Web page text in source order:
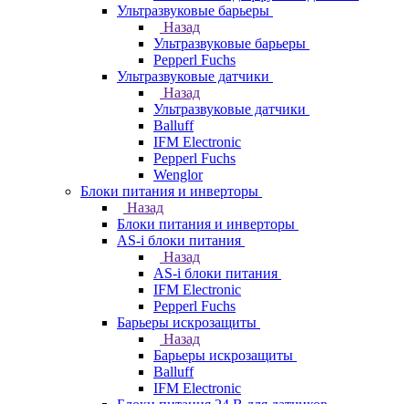
Ультразвуковые барьеры
Назад
Ультразвуковые барьеры
Pepperl Fuchs
Ультразвуковые датчики
Назад
Ультразвуковые датчики
Balluff
IFM Electronic
Pepperl Fuchs
Wenglor
Блоки питания и инверторы
Назад
Блоки питания и инверторы
AS-i блоки питания
Назад
AS-i блоки питания
IFM Electronic
Pepperl Fuchs
Барьеры искрозащиты
Назад
Барьеры искрозащиты
Balluff
IFM Electronic